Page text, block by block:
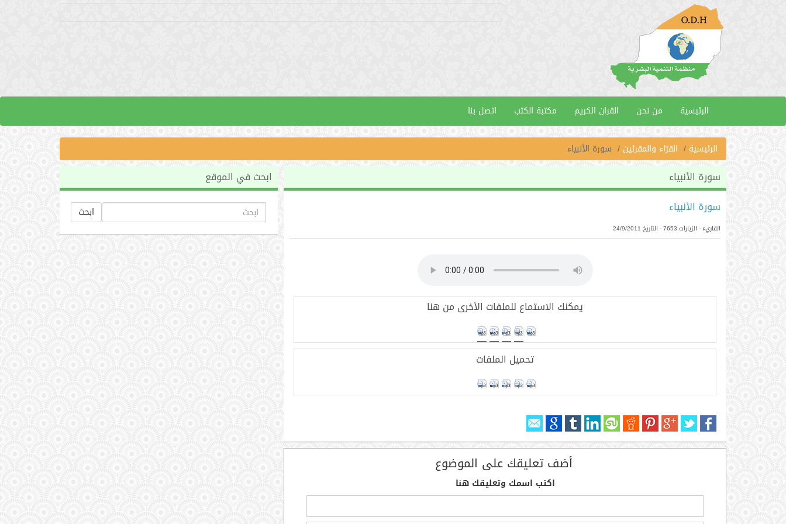
الرئيسية من نحن القران الكريم مكتبة الكتب اتصل بنا
الرئيسية القرّاء والمقرئين سورة الأنبياء
سورة الأنبياء
سورة الأنبياء
القاريء- الزيارات 7653 - التاريخ 24/9/2011
يمكنك الاستماع للملفات الأخرى من هنا
تحميل الملفات
أضف تعليقك على الموضوع
اكتب اسمك وتعليقك هنا
ابحث في الموقع
ابحث